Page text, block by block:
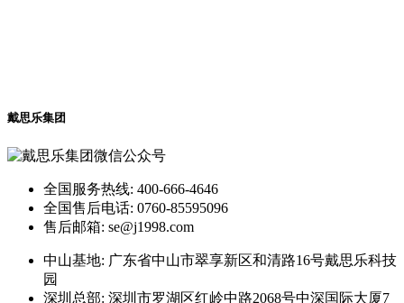
戴思乐集团
全国服务热线: 400-666-4646
全国售后电话: 0760-85595096
售后邮箱: se@j1998.com
中山基地: 广东省中山市翠享新区和清路16号戴思乐科技
园
深圳总部: 深圳市罗湖区红岭中路2068号中深国际大厦7